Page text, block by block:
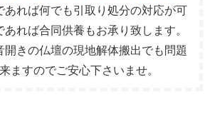
あれば何でも引取り処分の対応が可
れば合同供養もお承り致します。
開きの仏壇の現地解体搬出でも問題
ますのでご安心下さいませ。